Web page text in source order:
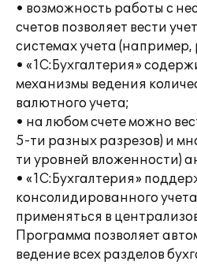
• возможность работы с
счетов позволяет вести
системах учета (например,
• «1С:Бухгалтерия»
механизмы ведения
валютного учета;
• на любом счете можно
5-ти разных разрезов) и
ти уровней вложенности)
• «1С:Бухгалтерия»
консолидированного
применяться в
Программа позволяет
ведение всех разделов